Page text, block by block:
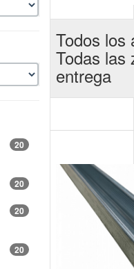
20
20
20
20
Todos los
Todas las
entrega